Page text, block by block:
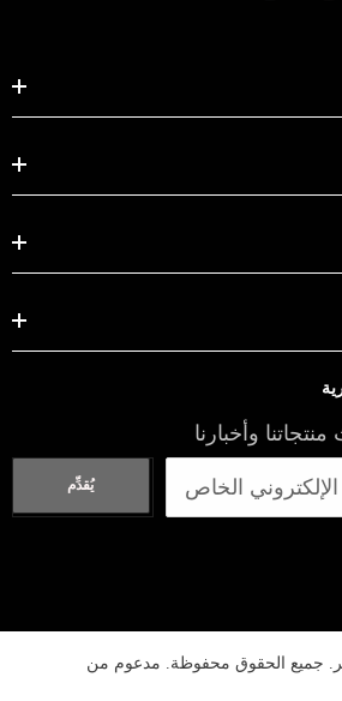
وأخبارنا
يُقدِّم
قطر. جميع الحقوق محفوظة. مدعوم من